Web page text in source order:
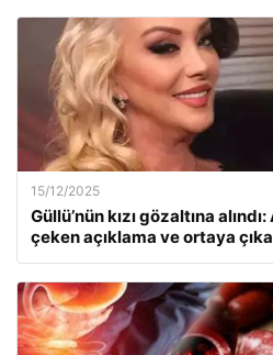
15/12/2025
Güllü’nün kızı gözaltına
çeken açıklama ve ortaya